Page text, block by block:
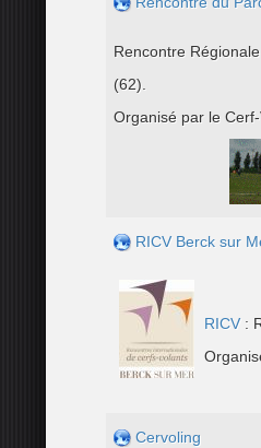
Rencontre
(62).
Organisé par le
RICV Berck sur
RICV :
Cervoling